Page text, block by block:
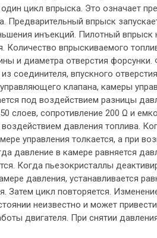
цикл впрыска. Это означает
Предварительный впрыск
инъекций. Пилотный впрыск
впрыскиваемого
и диаметра отверстия
впускного
клапана, камеры
под воздействием разницы
слоев, сопротивление 200 Ω и
давления топлива.
управления толкается, а при
давление в камере равняется
Когда пьезокристаллы
давления, устанавливается
Затем цикл повторяется.
неизвестно и может
двигателя. При снятии